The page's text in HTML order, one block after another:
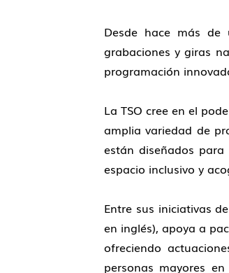
Desde hace más de
grabaciones y giras
programación
La TSO cree en el
amplia variedad de
están diseñados
espacio inclusivo y
Entre sus iniciativas
en inglés), apoya a
ofreciendo
personas mayores